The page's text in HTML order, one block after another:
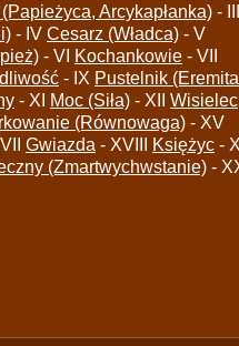
(Papieżyca, Arcykapłanka) - III
- IV Cesarz (Władca) - V
- VI Kochankowie - VII
- IX Pustelnik
- XI Moc (Siła) - XII Wisielec
(Równowaga) - XV
Gwiazda - XVIII Księżyc -
(Zmartwychwstanie) -